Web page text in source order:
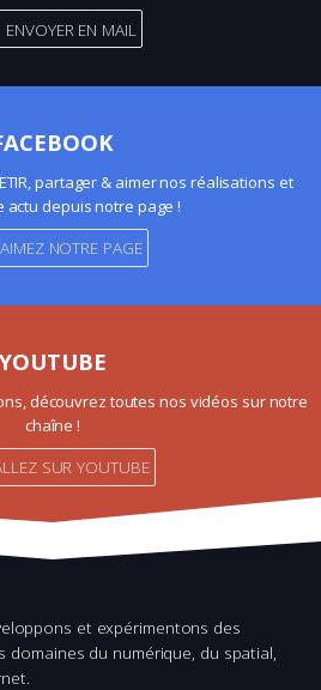
ENVOYER EN MAIL
partager & aimer nos réalisations et
actu depuis notre page !
AIMEZ NOTRE PAGE
YOUTUBE
découvrez toutes nos vidéos sur notre
chaîne !
SUR YOUTUBE
et expérimentons des
du numérique, du spatial,